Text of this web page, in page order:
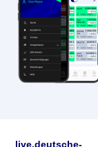
live.deutsche-